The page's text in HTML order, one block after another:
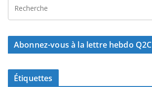
Abonnez-vous à la lettre hebdo Q2C
Étiquettes